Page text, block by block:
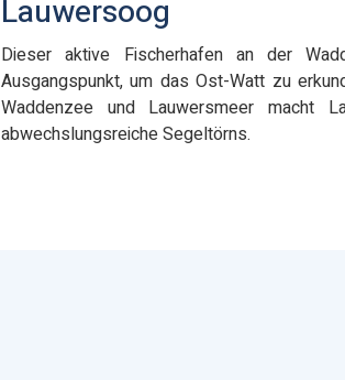
Lauwersoog
Dieser aktive Fischerhafen an der
Ausgangspunkt, um das Ost-Watt zu
Waddenzee und Lauwersmeer macht
abwechslungsreiche Segeltörns.